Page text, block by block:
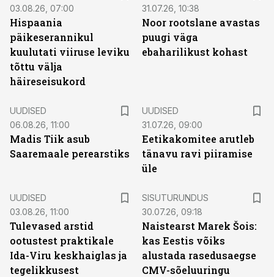
03.08.26, 07:00
Hispaania
päikeserannikul
kuulutati viiruse leviku
tõttu välja
häireseisukord
31.07.26, 10:38
Noor rootslane avastas
puugi väga
ebaharilikust kohast
UUDISED
06.08.26, 11:00
Madis Tiik asub
Saaremaale perearstiks
UUDISED
31.07.26, 09:00
Eetikakomitee arutleb
tänavu ravi piiramise
üle
UUDISED
03.08.26, 11:00
Tulevased arstid
ootustest praktikale
Ida-Viru keskhaiglas ja
tegelikkusest
SISUTURUNDUS
30.07.26, 09:18
Naistearst Marek Šois:
kas Eestis võiks
alustada rasedusaegse
CMV-sõeluuringu